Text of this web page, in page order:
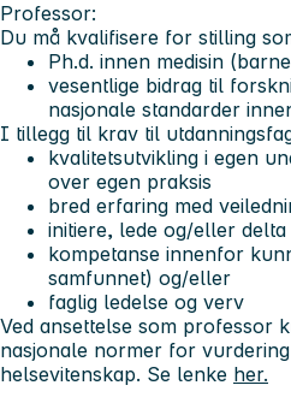
Professor:
Du må kvalifisere for stilling
Ph.d. innen medisin
vesentlige bidrag til
nasjonale standarder
I tillegg til krav til
kvalitetsutvikling i egen
over egen praksis
bred erfaring med
initiere, lede og/eller
kompetanse innenfor
samfunnet) og/eller
faglig ledelse og verv
Ved ansettelse som professor
nasjonale normer for
helsevitenskap. Se lenke her.